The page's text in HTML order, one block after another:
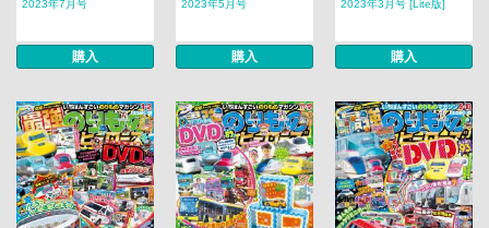
2023年7月号
購入
2023年5月号
購入
2023年3月号 [Lite版]
購入